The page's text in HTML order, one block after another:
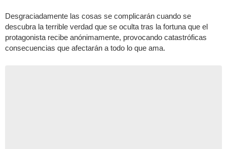
Desgraciadamente las cosas se complicarán cuando se
descubra la terrible verdad que se oculta tras la fortuna que el
protagonista recibe anónimamente, provocando catastróficas
consecuencias que afectarán a todo lo que ama.